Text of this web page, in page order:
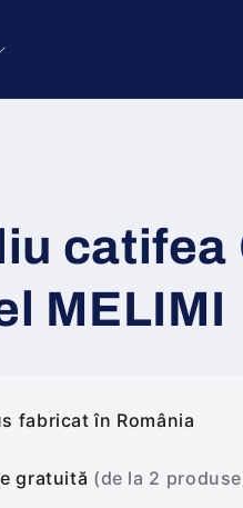
catifea
MELIMI
fabricat în România
gratuită (de la 2